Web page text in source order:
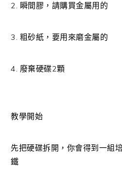
2. 瞬間膠，請購買金屬用的
3. 粗砂紙，要用來磨金屬的
4. 廢棄硬碟2顆
教學開始
先把硬碟拆開，你會得到一組
鐵